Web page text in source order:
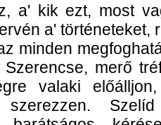
a' kik ezt, most
a' történeteket,
minden
Szerencse, merő
valaki
szerezzen.